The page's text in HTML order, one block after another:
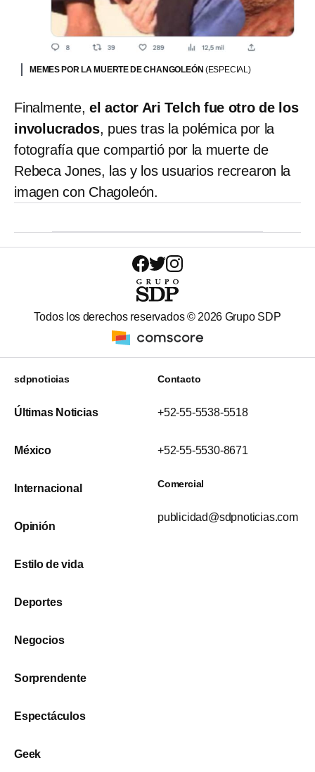
MEMES POR LA MUERTE DE CHANGOLEÓN (ESPECIAL)
Finalmente,el actor Ari Telch fue otro de los
involucrados, pues tras la polémica por la
fotografía que compartió por la muerte de
Rebeca Jones, las y los usuarios recrearon la
imagen con Chagoleón.
Todos los derechos reservados © 2026 Grupo SDP
sdpnoticias
Últimas Noticias
México
Internacional
Opinión
Estilo de vida
Deportes
Negocios
Sorprendente
Espectáculos
Geek
Contacto
+52-55-5538-5518
+52-55-5530-8671
Comercial
publicidad@sdpnoticias.com